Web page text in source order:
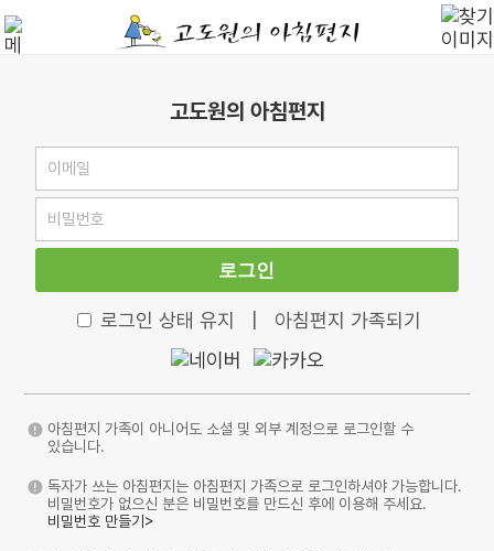
고도원의 아침편지
로그인
로그인 상태 유지 아침편지 가족되기
아침편지 가족이 아니어도 소셜 및 외부 계정으로 로그인할 수
있습니다.
독자가 쓰는 아침편지는 아침편지 가족으로 로그인하셔야 가능합니다.
비밀번호가 없으신 분은 비밀번호를 만드신 후에 이용해 주세요.
비밀번호 만들기>